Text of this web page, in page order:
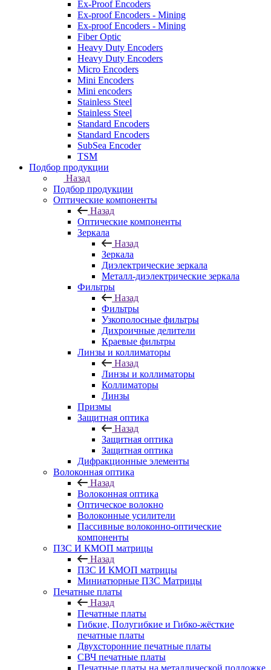
Ex-Proof Encoders
Ex-proof Encoders - Mining
Ex-proof Encoders - Mining
Fiber Optic
Heavy Duty Encoders
Heavy Duty Encoders
Micro Encoders
Mini Encoders
Mini encoders
Stainless Steel
Stainless Steel
Standard Encoders
Standard Encoders
SubSea Encoder
TSM
Подбор продукции
Назад
Подбор продукции
Оптические компоненты
Назад
Оптические компоненты
Зеркала
Назад
Зеркала
Диэлектрические зеркала
Металл-диэлектрические зеркала
Фильтры
Назад
Фильтры
Узкополосные фильтры
Дихроичные делители
Краевые фильтры
Линзы и коллиматоры
Назад
Линзы и коллиматоры
Коллиматоры
Линзы
Призмы
Защитная оптика
Назад
Защитная оптика
Защитная оптика
Дифракционные элементы
Волоконная оптика
Назад
Волоконная оптика
Оптическое волокно
Волоконные усилители
Пассивные волоконно-оптические
компоненты
ПЗС И КМОП матрицы
Назад
ПЗС И КМОП матрицы
Миниатюрные ПЗС Матрицы
Печатные платы
Назад
Печатные платы
Гибкие, Полугибкие и Гибко-жёсткие
печатные платы
Двухсторонние печатные платы
СВЧ печатные платы
Печатные платы на металлической подложке